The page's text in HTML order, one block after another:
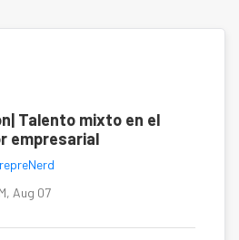
Talento mixto en el
empresarial
Aug 07